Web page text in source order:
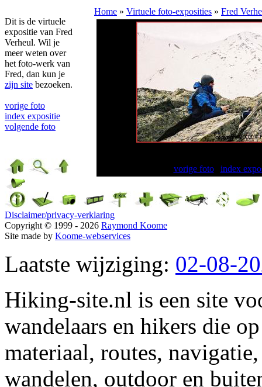
Dit is de virtuele
expositie van Fred
Verheul. Wil je
meer weten over
het foto-werk van
Fred, dan kun je
zijn site bezoeken.
vorige foto
index expositie
volgende foto
Home » Virtuele foto-exposities » Fred
vorige foto| index
Disclaimer/privacy-verklaring
Copyright © 1999 - 2026 Raymond Koome
Site made by Koome-webservices
Laatste wijziging: 02-08-
Hiking-site.nl is een site
wandelaars en hikers die
materiaal, routes,
wandelen, outdoor en